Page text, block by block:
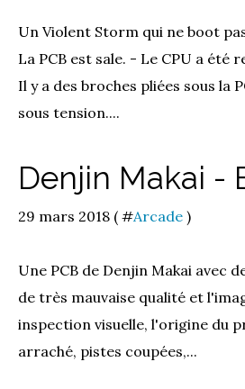
Un Violent Storm qui ne boot
La PCB est sale. - Le CPU a été
Il y a des broches pliées sous la
sous tension....
Denjin Makai -
29 mars 2018 ( #Arcade )
Une PCB de Denjin Makai avec
de très mauvaise qualité et
inspection visuelle, l'origine du
arraché, pistes coupées,...